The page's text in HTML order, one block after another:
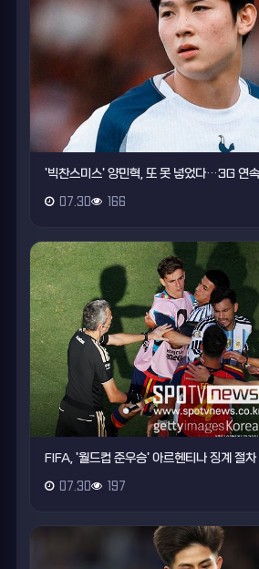
'빅찬스미스' 양민혁, 또 못 넣었다…3G 연
07.30 166
FIFA, '월드컵 준우승' 아르헨티나 징계 절
07.30 197